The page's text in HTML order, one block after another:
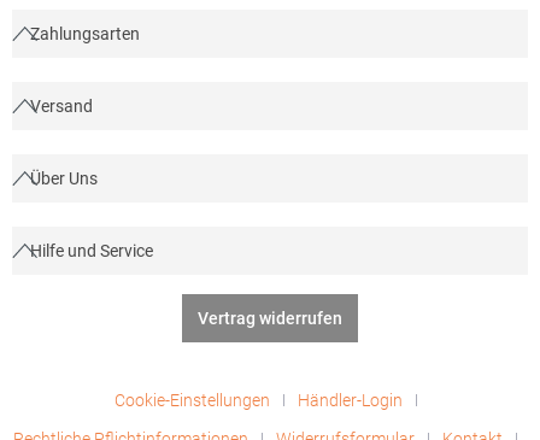
Zahlungsarten
Versand
Über Uns
Hilfe und Service
Vertrag widerrufen
Cookie-Einstellungen
Händler-Login